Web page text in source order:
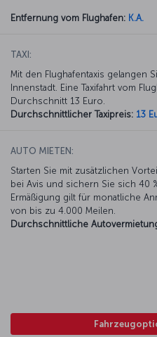
Entfernung vom Flughafen: K.A.
TAXI:
Mit den Flughafentaxis gelangen
Innenstadt. Eine Taxifahrt vom
Durchschnitt 13 Euro.
Durchschnittlicher Taxipreis: 13
AUTO MIETEN:
Starten Sie mit zusätzlichen
bei Avis und sichern Sie sich 40
Ermäßigung gilt für monatliche
von bis zu 4.000 Meilen.
Durchschnittliche